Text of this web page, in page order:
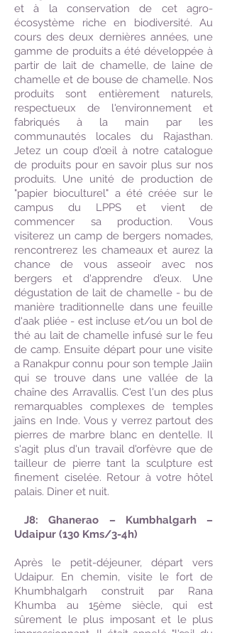
et à la conservation de cet agro-
écosystème riche en biodiversité. Au
cours des deux dernières années, une
gamme de produits a été développée à
partir de lait de chamelle, de laine de
chamelle et de bouse de chamelle. Nos
produits sont entièrement naturels,
respectueux de l'environnement et
fabriqués à la main par les
communautés locales du Rajasthan.
Jetez un coup d'œil à notre catalogue
de produits pour en savoir plus sur nos
produits. Une unité de production de
"papier bioculturel" a été créée sur le
campus du LPPS et vient de
commencer sa production. Vous
visiterez un camp de bergers nomades,
rencontrerez les chameaux et aurez la
chance de vous asseoir avec nos
bergers et d'apprendre d'eux. Une
dégustation de lait de chamelle - bu de
manière traditionnelle dans une feuille
d'aak pliée - est incluse et/ou un bol de
thé au lait de chamelle infusé sur le feu
de camp. Ensuite départ pour une visite
a Ranakpur connu pour son temple Jaiin
qui se trouve dans une vallée de la
chaîne des Arravallis. C'est l'un des plus
remarquables complexes de temples
jaïns en Inde. Vous y verrez partout des
pierres de marbre blanc en dentelle. Il
s'agit plus d'un travail d'orfèvre que de
tailleur de pierre tant la sculpture est
finement ciselée. Retour à votre hôtel
palais. Diner et nuit.
J8: Ghanerao – Kumbhalgarh –
Udaipur (130 Kms/3-4h)
Après le petit-déjeuner, départ vers
Udaipur. En chemin, visite le fort de
Khumbhalgarh construit par Rana
Khumba au 15ème siècle, qui est
sûrement le plus imposant et le plus